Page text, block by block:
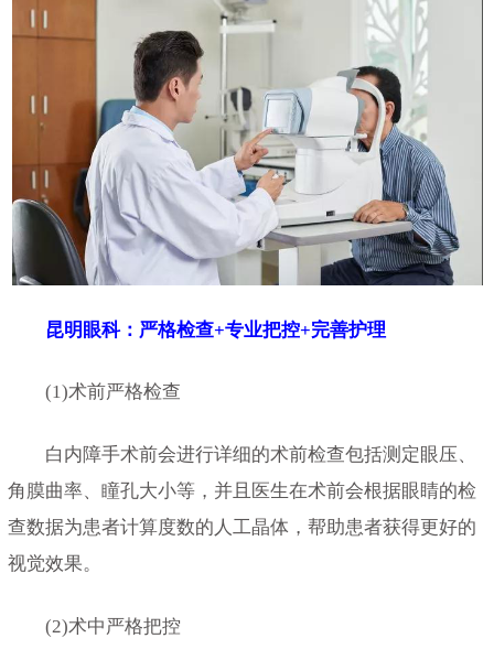
昆明眼科：严格检查+专业把控+完善护理
(1)术前严格检查
白内障手术前会进行详细的术前检查包括测定眼压、
角膜曲率、瞳孔大小等，并且医生在术前会根据眼睛的检
查数据为患者计算度数的人工晶体，帮助患者获得更好的
视觉效果。
(2)术中严格把控